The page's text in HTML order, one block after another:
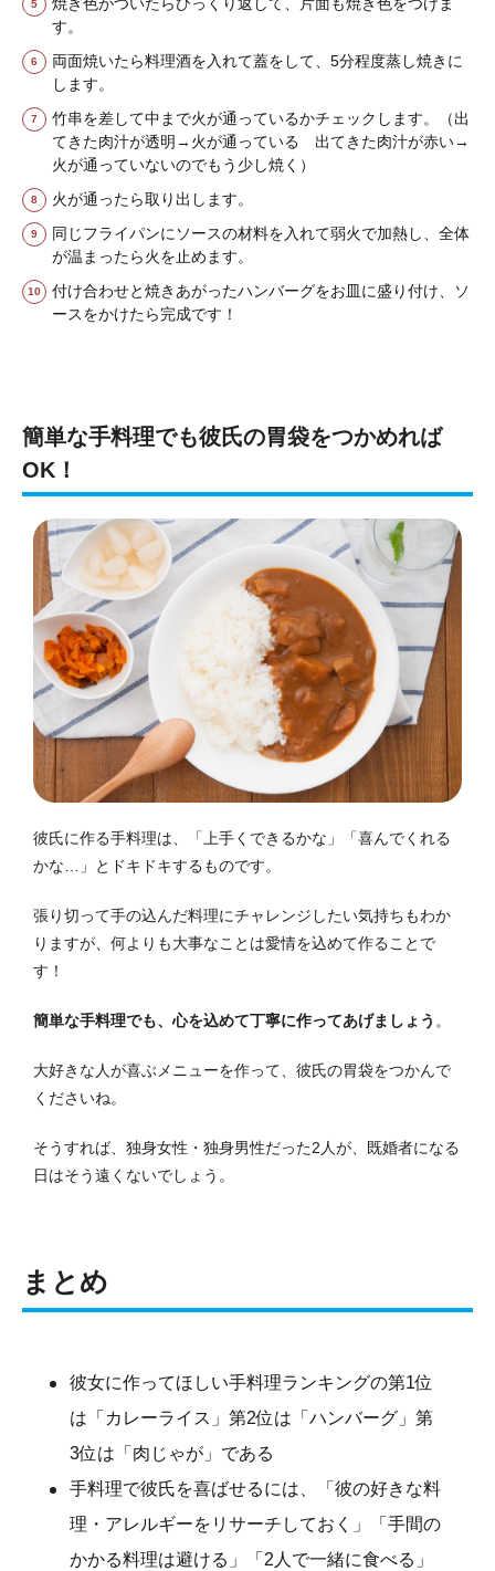
す。
両面焼いたら料理酒を入れて蓋をして、5分程度蒸し焼きに
します。
竹串を差して中まで火が通っているかチェックします。（出
てきた肉汁が透明→火が通っている 出てきた肉汁が赤い→
火が通っていないのでもう少し焼く）
火が通ったら取り出します。
同じフライパンにソースの材料を入れて弱火で加熱し、全体
が温まったら火を止めます。
付け合わせと焼きあがったハンバーグをお皿に盛り付け、ソ
ースをかけたら完成です！
簡単な手料理でも彼氏の胃袋をつかめれば
OK！
彼氏に作る手料理は、「上手くできるかな」「喜んでくれる
かな…」とドキドキするものです。
張り切って手の込んだ料理にチャレンジしたい気持ちもわか
りますが、何よりも大事なことは愛情を込めて作ることで
す！
簡単な手料理でも、心を込めて丁寧に作ってあげましょう 。
大好きな人が喜ぶメニューを作って、彼氏の胃袋をつかんで
くださいね。
そうすれば、独身女性・独身男性だった2人が、既婚者になる
日はそう遠くないでしょう。
まとめ
彼女に作ってほしい手料理ランキングの第1位
は「カレーライス」第2位は「ハンバーグ」第
3位は「肉じゃが」である
手料理で彼氏を喜ばせるには、「彼の好きな料
理・アレルギーをリサーチしておく」「手間の
かかる料理は避ける」「2人で一緒に食べる」